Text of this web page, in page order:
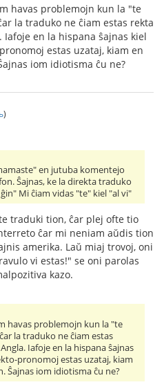
havas problemojn kun la "te
la traduko ne ĉiam estas rekta
en la hispana ŝajnas kiel
estas uzataj, kiam en
iom idiotisma ĉu ne?
)
en jutuba komentejo
Ŝajnas, ke la direkta traduko
Mi ĉiam vidas "te" kiel "al vi"
traduki tion, ĉar plej ofte tio
ĉar mi neniam aŭdis tion
amerika. Laŭ miaj trovoj, oni
vi estas!" se oni parolas
kazo.
havas problemojn kun la "te
la traduko ne ĉiam estas
Iafoje en la hispana ŝajnas
pronomoj estas uzataj, kiam
Ŝajnas iom idiotisma ĉu ne?